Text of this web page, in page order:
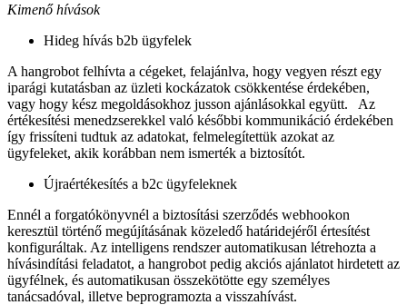
Kimenő hívások
Hideg hívás b2b ügyfelek
A hangrobot felhívta a cégeket, felajánlva, hogy vegyen részt egy
iparági kutatásban az üzleti kockázatok csökkentése érdekében,
vagy hogy kész megoldásokhoz jusson ajánlásokkal együtt. Az
értékesítési menedzserekkel való későbbi kommunikáció érdekében
így frissíteni tudtuk az adatokat, felmelegítettük azokat az
ügyfeleket, akik korábban nem ismerték a biztosítót.
Újraértékesítés a b2c ügyfeleknek
Ennél a forgatókönyvnél a biztosítási szerződés webhookon
keresztül történő megújításának közeledő határidejéről értesítést
konfiguráltak. Az intelligens rendszer automatikusan létrehozta a
hívásindítási feladatot, a hangrobot pedig akciós ajánlatot hirdetett az
ügyfélnek, és automatikusan összekötötte egy személyes
tanácsadóval, illetve beprogramozta a visszahívást.